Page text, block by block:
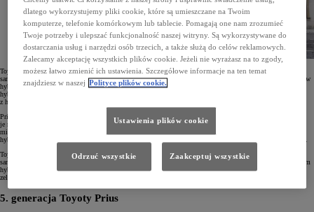
Toyota Prius debiutowała na rynku w 1997 roku. Model ten był pierwszym masowo produkowanym
samochodem z napędem hybrydowym. Kolejne odsłony Priusa wprowadzały coraz to nowe generacje napędów
hybrydowych, które się charakteryzowały coraz lepszymi parametrami. Wraz z nimi rosła też popularność
hybryd. W ciągu 26 lat obecności na rynku na drogi wyjechało już ponad 5 mln Priusów. Wszystkich Toyot
z hybrydowymi napędami powstało już ponad 20 mln.
Prius był prekursorem nowych technologii, które obecnie są stosowane w całej gamie aut Toyoty. Spotkać
je można zarówno w miejskim Yarisie, crossoverach i SUV-ach marki, autach kompaktowych, a także w 7-
miejscowych Highlanderze. W 2022 roku w modelu Corolla Cross zadebiutowała już 5. generacja napędu
hybrydowego – bardziej oszczędna i charakteryzująca się większą moc i dająca jeszcze lepsze wrażenia z jazdy.
Toyota od lat stara się udostępniać kierowcom na całym świecie całą gamę nisko- i bezemisyjnych
samochodów opartą na wszystkich technologiach napędów. Obecnie składa się na nią ponad 60 modeli, w tym
hybrydy, hybrydy plug-in oraz auta elektryczne na baterie i na wodór. Toyota szacuje, że jej wszystkie
zelektryfikowane auta pozwoliły zaoszczędzić już ponad 160 mln ton emisji CO
5. generacja Toyoty Prius
dlatego wykorzystujemy pliki cookie, które są umieszczane na Twoim
komputerze, telefonie komórkowym lub tablecie. Pomagają one nam zrozumieć
Twoje potrzeby i ulepszać funkcjonalność naszej witryny. Są wykorzystywane do
dostarczania usług i narzędzi osób trzecich, a także służą do celów reklamowych.
Zalecamy akceptację wszystkich plików cookie. Jeżeli nie wyrażasz na to zgody,
możesz łatwo zmienić ich ustawienia. Szczegółowe informacje na ten temat
znajdziesz w naszej Polityce plików cookie.
Ustawienia plików cookie
Odrzuć wszystkie Zaakceptuj wszystkie